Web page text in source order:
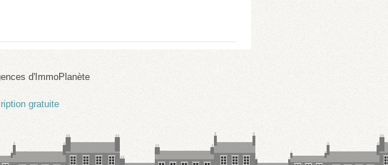
d'ImmoPlanète
gratuite